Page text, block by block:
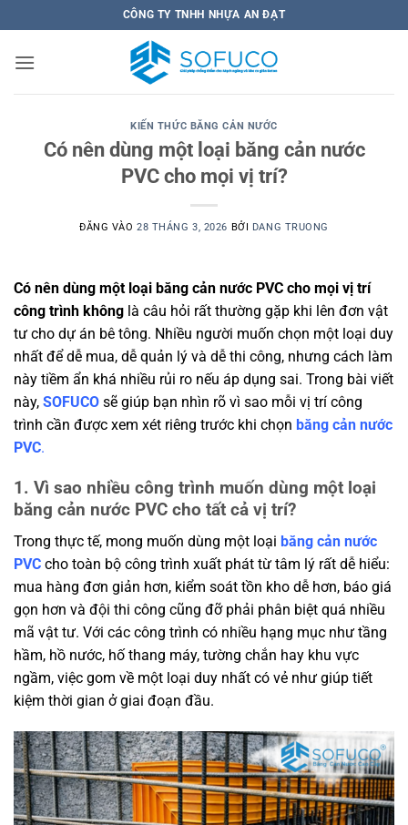
qua
nội
CÔNG TY TNHH NHỰA AN ĐẠT
KIẾN THỨC BĂNG CẢN NƯỚC
Có nên dùng một loại băng cản nước
PVC cho mọi vị trí?
ĐĂNG VÀO28 THÁNG 3, 2026 BỞI DANG TRUONG
Có nên dùng một loại băng cản nước PVC cho mọi vị trí
công trình không là câu hỏi rất thường gặp khi lên đơn vật
tư cho dự án bê tông. Nhiều người muốn chọn một loại duy
nhất để dễ mua, dễ quản lý và dễ thi công, nhưng cách làm
này tiềm ẩn khá nhiều rủi ro nếu áp dụng sai. Trong bài viết
này, SOFUCO sẽ giúp bạn nhìn rõ vì sao mỗi vị trí công
trình cần được xem xét riêng trước khi chọn băng cản nước
PVC.
1. Vì sao nhiều công trình muốn dùng một loại
băng cản nước PVC cho tất cả vị trí?
Trong thực tế, mong muốn dùng một loại băng cản nước
PVC cho toàn bộ công trình xuất phát từ tâm lý rất dễ hiểu:
mua hàng đơn giản hơn, kiểm soát tồn kho dễ hơn, báo giá
gọn hơn và đội thi công cũng đỡ phải phân biệt quá nhiều
mã vật tư. Với các công trình có nhiều hạng mục như tầng
hầm, hồ nước, hố thang máy, tường chắn hay khu vực
ngầm, việc gom về một loại duy nhất có vẻ như giúp tiết
kiệm thời gian ở giai đoạn đầu.